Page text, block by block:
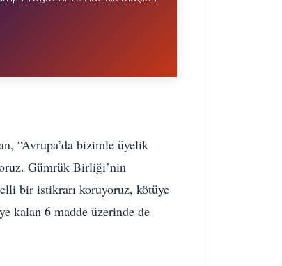
“Avrupa’da bizimle üyelik
Gümrük Birliği’nin
bir istikrarı koruyoruz, kötüye
kalan 6 madde üzerinde de